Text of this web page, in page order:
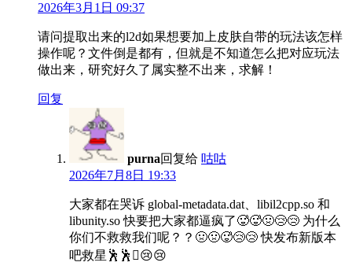
2026年3月1日 09:37
请问提取出来的l2d如果想要加上皮肤自带的玩法该怎样
操作呢？文件倒是都有，但就是不知道怎么把对应玩法
做出来，研究好久了属实整不出来，求解！
回复
purna回复给 咕咕
2026年7月8日 19:33
大家都在哭诉 global-metadata.dat、libil2cpp.so 和
libunity.so 快要把大家都逼疯了🥵🥵🤢😢😢 为什么
你们不救救我们呢？？🤢🤢🥵😢😢 快发布新版本
吧救星🕺🕺🫈😢😢